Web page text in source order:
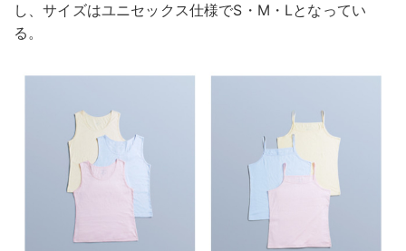
し、サイズはユニセックス仕様でS・M・Lとなってい
る。